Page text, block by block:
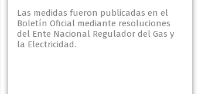
Las medidas fueron publicadas en el
Boletín Oficial mediante resoluciones
del Ente Nacional Regulador del Gas y
la Electricidad.